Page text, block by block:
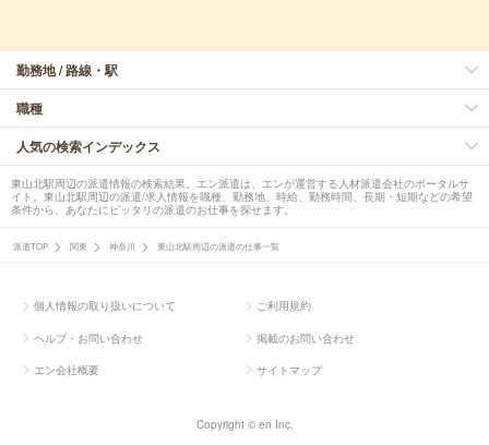
勤務地 / 路線・駅
職種
人気の検索インデックス
東山北駅周辺の派遣情報の検索結果。エン派遣は、エンが運営する人材派遣会社のポータルサ
イト。東山北駅周辺の派遣/求人情報を職種、勤務地、時給、勤務時間、長期・短期などの希望
条件から、あなたにピッタリの派遣のお仕事を探せます。
派遣TOP 関東 神奈川 東山北駅周辺の派遣の仕事一覧
個人情報の取り扱いについて ご利用規約
ヘルプ・お問い合わせ 掲載のお問い合わせ
エン会社概要 サイトマップ
Copyright © en Inc.